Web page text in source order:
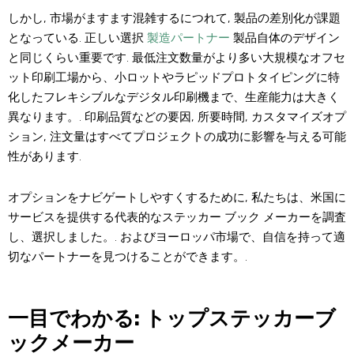
しかし, 市場がますます混雑するにつれて, 製品の差別化が課題
となっている. 正しい選択 製造パートナー 製品自体のデザイン
と同じくらい重要です. 最低注文数量がより多い大規模なオフセ
ット印刷工場から、小ロットやラピッドプロトタイピングに特
化したフレキシブルなデジタル印刷機まで、生産能力は大きく
異なります。. 印刷品質などの要因, 所要時間, カスタマイズオプ
ション, 注文量はすべてプロジェクトの成功に影響を与える可能
性があります.
オプションをナビゲートしやすくするために, 私たちは、米国に
サービスを提供する代表的なステッカー ブック メーカーを調査
し、選択しました。. およびヨーロッパ市場で、自信を持って適
切なパートナーを見つけることができます。.
一目でわかる: トップステッカーブ
ックメーカー